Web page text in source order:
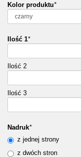
Kolor produktu*
Ilość 1*
Ilość 2
Ilość 3
Nadruk*
z jednej strony
z dwóch stron